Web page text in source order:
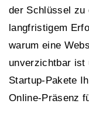
der Schlüssel zu
langfristigem
warum eine
unverzichtbar ist
Startup-Pakete
Online-Präsenz